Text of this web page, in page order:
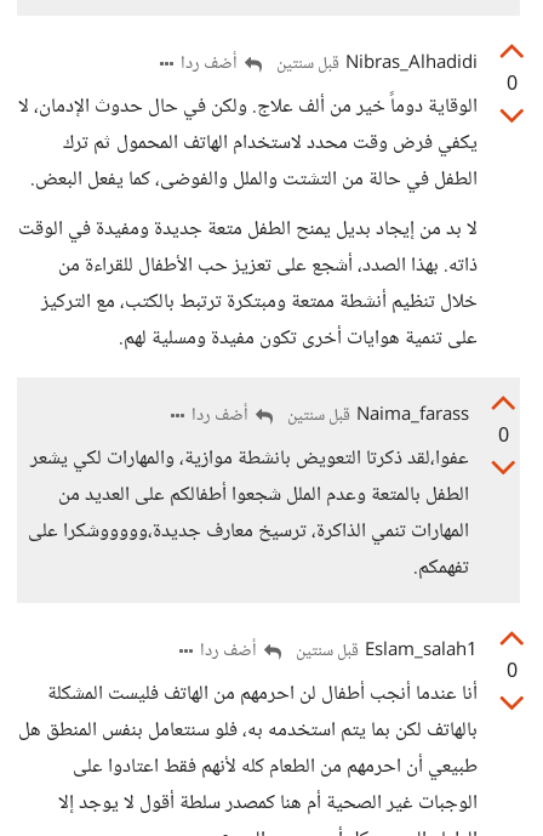
0
Nibras_Alhadidi قبل سنتين أضف ردا
الوقاية دوماً خير من ألف علاج. ولكن في حال حدوث الإدمان، لا
يكفي فرض وقت محدد لاستخدام الهاتف المحمول ثم ترك
الطفل في حالة من التشتت والملل والفوضى، كما يفعل البعض.
لا بد من إيجاد بديل يمنح الطفل متعة جديدة ومفيدة في الوقت
ذاته. بهذا الصدد، أشجع على تعزيز حب الأطفال للقراءة من
خلال تنظيم أنشطة ممتعة ومبتكرة ترتبط بالكتب، مع التركيز
على تنمية هوايات أخرى تكون مفيدة ومسلية لهم.
0
Naima_farass قبل سنتين أضف ردا
عفوا،لقد ذكرتا التعويض بانشطة موازية، والمهارات لكي يشعر
الطفل بالمتعة وعدم الملل شجعوا أطفالكم على العديد من
المهارات تنمي الذاكرة، ترسيخ معارف جديدة،وووووشكرا على
تفهمكم.
0
Eslam_salah1 قبل سنتين أضف ردا
أنا عندما أنجب أطفال لن احرمهم من الهاتف فليست المشكلة
بالهاتف لكن بما يتم استخدمه به، فلو سنتعامل بنفس المنطق هل
طبيعي أن احرمهم من الطعام كله لأنهم فقط اعتادوا على
الوجبات غير الصحية أم هنا كمصدر سلطة أقول لا يوجد إلا